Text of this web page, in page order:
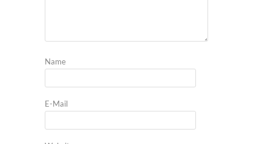
Name
E-Mail